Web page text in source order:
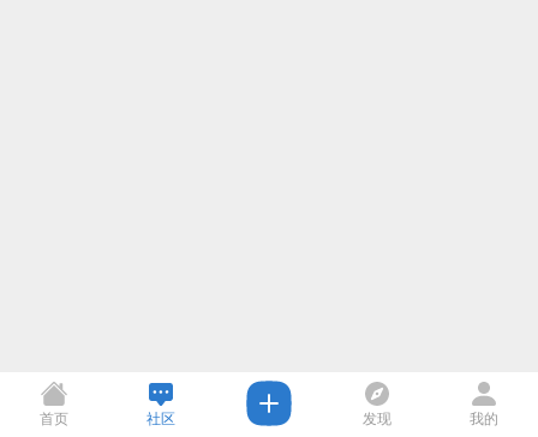
首页 社区 发现 我的